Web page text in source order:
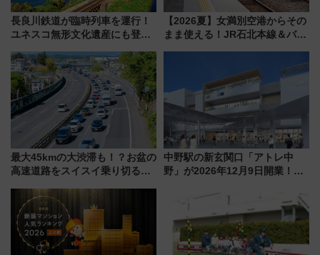
長良川鉄道が臨時列車を運行！
ユネスコ無形文化遺産にも登録
に 乗車には予約が必要
【2026夏】女満別空港からその
まま使える！JR石北本線＆バス
最大45kmの大渋滞も！？お盆の
高速道路をスイスイ乗り切る快
中野駅の新玄関口「アトレ中
野」が2026年12月9日開業！新